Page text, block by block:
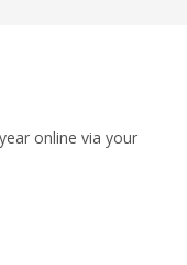
online via your